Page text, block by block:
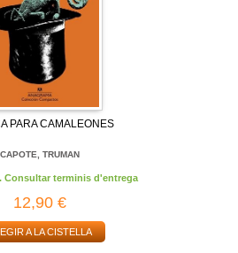
PARA CAMALEONES
CAPOTE, TRUMAN
Consultar terminis d'entrega
12,90 €
A LA CISTELLA